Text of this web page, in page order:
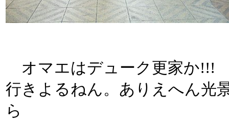
オマエはデューク更家か!!!
行きよるねん。ありえへん光
ら